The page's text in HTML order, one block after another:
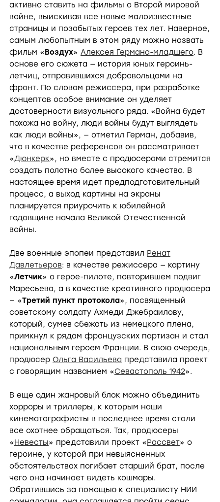
активно ставить на фильмы о Второй мировой
войне, выискивая все новые малоизвестные
страницы и позабытых героев тех лет. Наверное,
самым любопытным в этом ряду можно назвать
фильм «Воздух» Алексея Германа-младшего. В
основе его сюжета — история юных героинь-
летчиц, отправившихся добровольцами на
фронт. По словам режиссера, при разработке
концептов особое внимание он уделяет
достоверности визуального ряда. «Война будет
похожа на войну, люди войны будут выглядеть
как люди войны», — отметил Герман, добавив,
что в качестве референсов он рассматривает
«Дюнкерк», но вместе с продюсерами стремится
создать полотно более высокого качества. В
настоящее время идет предподготовительный
процесс, а выход картины на экраны
планируется приурочить к юбилейной
годовщине начала Великой Отечественной
войны.
Две военные эпопеи представил Ренат
Давлетьеров: в качестве режиссера — картину
«Летчик» о герое-пилоте, повторившем подвиг
Маресьева, а в качестве креативного продюсера
— «Третий пункт протокола», посвященный
советскому солдату Ахмеди Джебраилову,
который, сумев сбежать из немецкого плена,
примкнул к рядам французских партизан и стал
национальным героем Франции. В свою очередь,
продюсер Ольга Васильева представила проект
с говорящим названием «Севастополь 1942».
В еще один жанровый блок можно объединить
хорроры и триллеры, к которым наши
кинематографисты в последнее время стали
все охотнее обращаться. Так, продюсеры
«Невесты» представили проект «Рассвет» о
героине, у которой при невыясненных
обстоятельствах погибает старший брат, после
чего она начинает видеть кошмары.
Обратившись за помощью к специалисту НИИ